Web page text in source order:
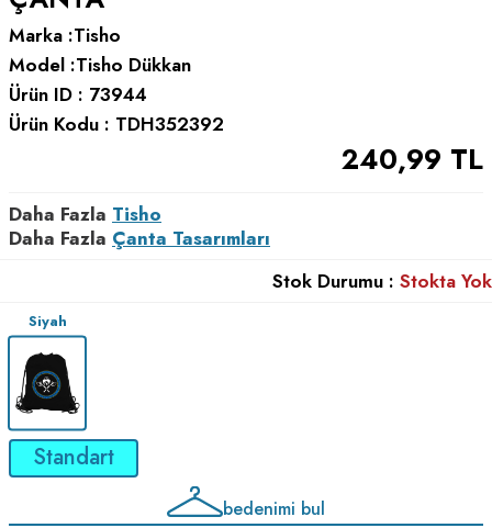
Marka :Tisho
Model :Tisho Dükkan
Ürün ID : 73944
Ürün Kodu : TDH352392
240,99 TL
Daha Fazla Tisho
Daha Fazla Çanta Tasarımları
Stok Durumu : Stokta Yok
Siyah
Standart
bedenimi bul